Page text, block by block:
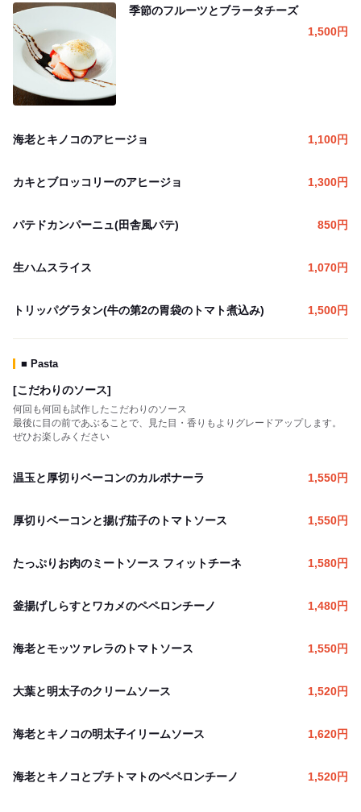
季節のフルーツとブラータチーズ
1,500円
海老とキノコのアヒージョ 1,100円
カキとブロッコリーのアヒージョ 1,300円
パテドカンパーニュ(田舎風パテ) 850円
生ハムスライス 1,070円
トリッパグラタン(牛の第2の胃袋のトマト煮込み) 1,500円
■ Pasta
[こだわりのソース]
何回も何回も試作したこだわりのソース
最後に目の前であぶることで、見た目・香りもよりグレードアップします。
ぜひお楽しみください
温玉と厚切りベーコンのカルポナーラ 1,550円
厚切りベーコンと揚げ茄子のトマトソース 1,550円
たっぷりお肉のミートソース フィットチーネ 1,580円
釜揚げしらすとワカメのペペロンチーノ 1,480円
海老とモッツァレラのトマトソース 1,550円
大葉と明太子のクリームソース 1,520円
海老とキノコの明太子イリームソース 1,620円
海老とキノコとプチトマトのペペロンチーノ 1,520円